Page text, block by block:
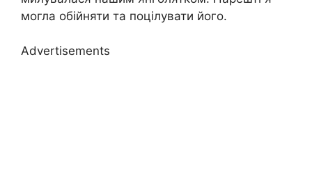
могла обійняти та поцілувати його.
Advertisements